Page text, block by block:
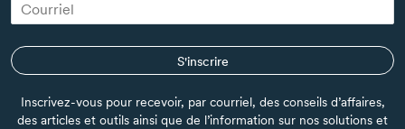
S'inscrire
Inscrivez-vous pour recevoir, par courriel, des conseils d’affaires,
des articles et outils ainsi que de l’information sur nos solutions et